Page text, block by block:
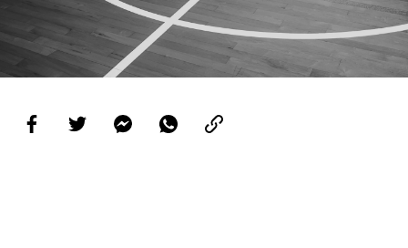
PROJETOS
LIGA BETCLIC MASCULINA